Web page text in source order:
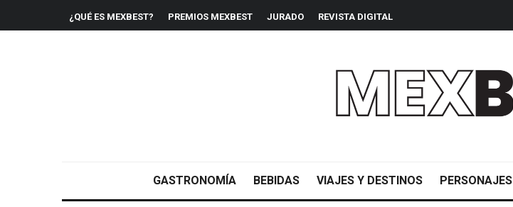
¿QUÉ ES MEXBEST? PREMIOS MEXBEST JURADO REVISTA DIGITAL
GASTRONOMÍA BEBIDAS VIAJES Y DESTINOS PERSONAJES